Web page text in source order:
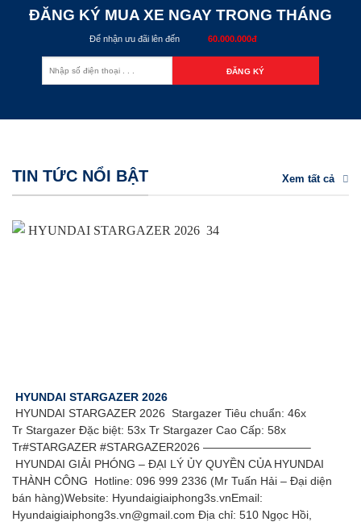
ĐĂNG KÝ MUA XE NGAY TRONG THÁNG
Để nhận ưu đãi lên đến 60.000.000đ
TIN TỨC NỔI BẬT Xem tất cả
HYUNDAI STARGAZER 2026
HYUNDAI STARGAZER 2026 Stargazer Tiêu chuẩn: 46x
Tr Stargazer Đặc biệt: 53x Tr Stargazer Cao Cấp: 58x
Tr#STARGAZER #STARGAZER2026 —————————–
HYUNDAI GIẢI PHÓNG – ĐẠI LÝ ỦY QUYỀN CỦA HYUNDAI
THÀNH CÔNG Hotline: 096 999 2336 (Mr Tuấn Hải – Đại diện
bán hàng)Website: Hyundaigiaiphong3s.vnEmail:
Hyundaigiaiphong3s.vn@gmail.com Địa chỉ: 510 Ngọc Hồi,